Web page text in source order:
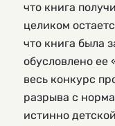
что книга
целиком
что книга была
обусловлено ее
весь конкурс
разрыва с
истинно